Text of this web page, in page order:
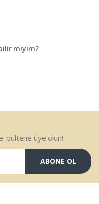
miyim?
bültene üye olun!
ABONE OL